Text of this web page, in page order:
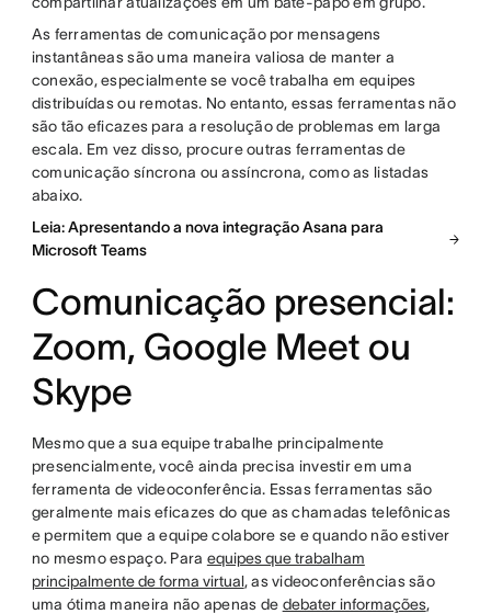
As ferramentas de comunicação por mensagens
instantâneas são uma maneira valiosa de manter a
conexão, especialmente se você trabalha em equipes
distribuídas ou remotas. No entanto, essas ferramentas não
são tão eficazes para a resolução de problemas em larga
escala. Em vez disso, procure outras ferramentas de
comunicação síncrona ou assíncrona, como as listadas
abaixo.
Leia: Apresentando a nova integração Asana para
Microsoft Teams
Comunicação presencial:
Zoom, Google Meet ou
Skype
Mesmo que a sua equipe trabalhe principalmente
presencialmente, você ainda precisa investir em uma
ferramenta de videoconferência. Essas ferramentas são
geralmente mais eficazes do que as chamadas telefônicas
e permitem que a equipe colabore se e quando não estiver
no mesmo espaço. Para equipes que trabalham
principalmente de forma virtual, as videoconferências são
uma ótima maneira não apenas de debater informações,